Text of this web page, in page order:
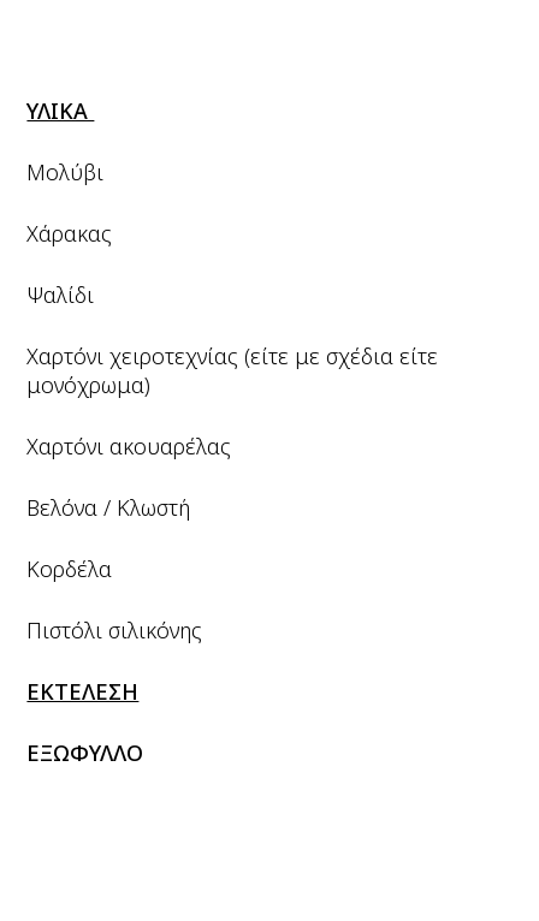
ΥΛΙΚΑ
Μολύβι
Χάρακας
Ψαλίδι
Χαρτόνι χειροτεχνίας (είτε με σχέδια είτε
μονόχρωμα)
Χαρτόνι ακουαρέλας
Βελόνα / Κλωστή
Κορδέλα
Πιστόλι σιλικόνης
ΕΚΤΕΛΕΣΗ
ΕΞΩΦΥΛΛΟ